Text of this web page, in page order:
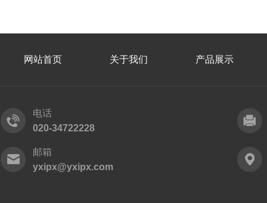
网站首页 关于我们 产品展示
电话
020-34722228
邮箱
yxipx@yxipx.com